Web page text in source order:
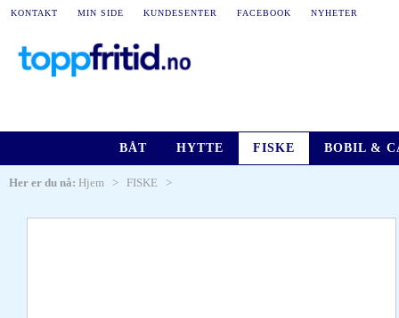
KONTAKT MIN SIDE KUNDESENTER FACEBOOK NYHETER
BÅT HYTTE FISKE BOBIL &
Her er du nå: Hjem > FISKE >